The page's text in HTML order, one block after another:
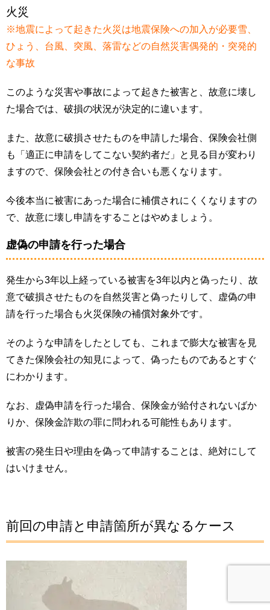
火災
※地震によって起きた火災は地震保険への加入が必要雪、
ひょう、台風、突風、落雷などの自然災害偶発的・突発的
な事故
このような災害や事故によって起きた被害と、故意に壊し
た場合では、破損の状況が決定的に違います。
また、故意に破損させたものを申請した場合、保険会社側
も「適正に申請をしてこない契約者だ」と見る目が変わり
ますので、保険会社との付き合いも悪くなります。
今後本当に被害にあった場合に補償されにくくなりますの
で、故意に壊し申請をすることはやめましょう。
虚偽の申請を行った場合
発生から3年以上経っている被害を3年以内と偽ったり、故
意で破損させたものを自然災害と偽ったりして、虚偽の申
請を行った場合も火災保険の補償対象外です。
そのような申請をしたとしても、これまで膨大な被害を見
てきた保険会社の知見によって、偽ったものであるとすぐ
にわかります。
なお、虚偽申請を行った場合、保険金が給付されないばか
りか、保険金詐欺の罪に問われる可能性もあります。
被害の発生日や理由を偽って申請することは、絶対にして
はいけません。
前回の申請と申請箇所が異なるケース